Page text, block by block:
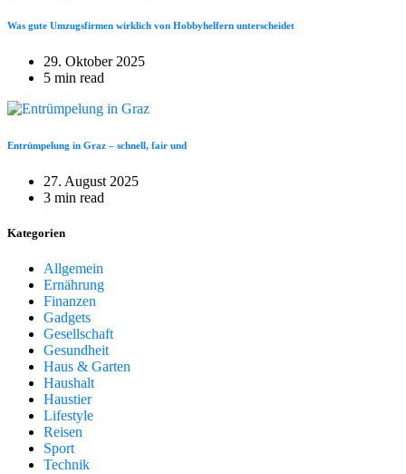
Was gute Umzugsfirmen wirklich von Hobbyhelfern unterscheidet
29. Oktober 2025
5 min read
Entrümpelung in Graz – schnell, fair und
27. August 2025
3 min read
Kategorien
Allgemein
Ernährung
Finanzen
Gadgets
Gesellschaft
Gesundheit
Haus & Garten
Haushalt
Haustier
Lifestyle
Reisen
Sport
Technik